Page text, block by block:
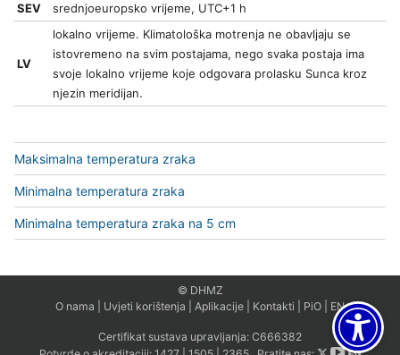
SEV
srednjoeuropsko vrijeme, UTC+1 h
LV
lokalno vrijeme. Klimatološka motrenja ne obavljaju se
istovremeno na svim postajama, nego svaka postaja ima
svoje lokalno vrijeme koje odgovara prolasku Sunca kroz
njezin meridijan.
Maksimalna temperatura zraka
Minimalna temperatura zraka
Minimalna temperatura zraka na 5 cm
© DHMZ
O nama
Uvjeti korištenja Aplikacije Kontakti PiO EN
Certifikat sustava upravljanja: C666382